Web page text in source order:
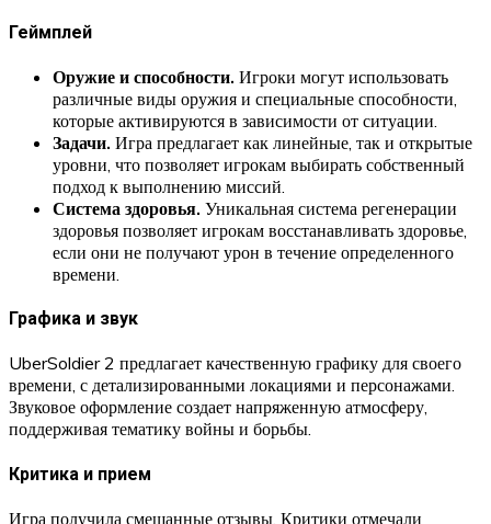
Геймплей
Оружие и способности. Игроки могут использовать
различные виды оружия и специальные способности,
которые активируются в зависимости от ситуации.
Задачи. Игра предлагает как линейные, так и открытые
уровни, что позволяет игрокам выбирать собственный
подход к выполнению миссий.
Система здоровья. Уникальная система регенерации
здоровья позволяет игрокам восстанавливать здоровье,
если они не получают урон в течение определенного
времени.
Графика и звук
UberSoldier 2 предлагает качественную графику для своего
времени, с детализированными локациями и персонажами.
Звуковое оформление создает напряженную атмосферу,
поддерживая тематику войны и борьбы.
Критика и прием
Игра получила смешанные отзывы. Критики отмечали